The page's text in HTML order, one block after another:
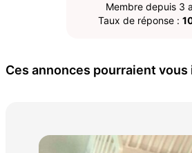
Membre depuis 3
Taux de réponse :
Ces annonces pourraient